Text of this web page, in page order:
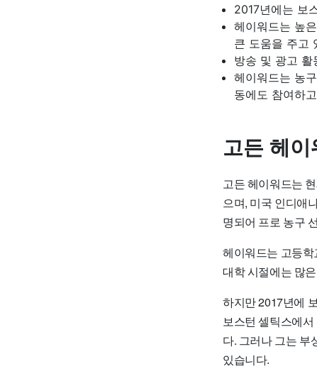
2017년에는 보
헤이워드는 높
큰 도움을 주고
방송 및 광고 활
헤이워드는 농
동에도 참여하
고든 헤
고든 헤이워드는
으며, 미국 인디애
명되어 프로 농구
헤이워드는 고등
대학 시절에는 많
하지만 2017년에
보스턴 셀틱스에
다. 그러나 그는 부
있습니다.